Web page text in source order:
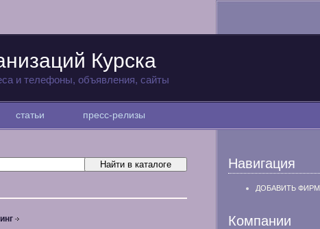
Курска
и телефоны, объявления, сайты
статьи пресс-релизы
Навигация
ДОБАВИТЬ
Компании